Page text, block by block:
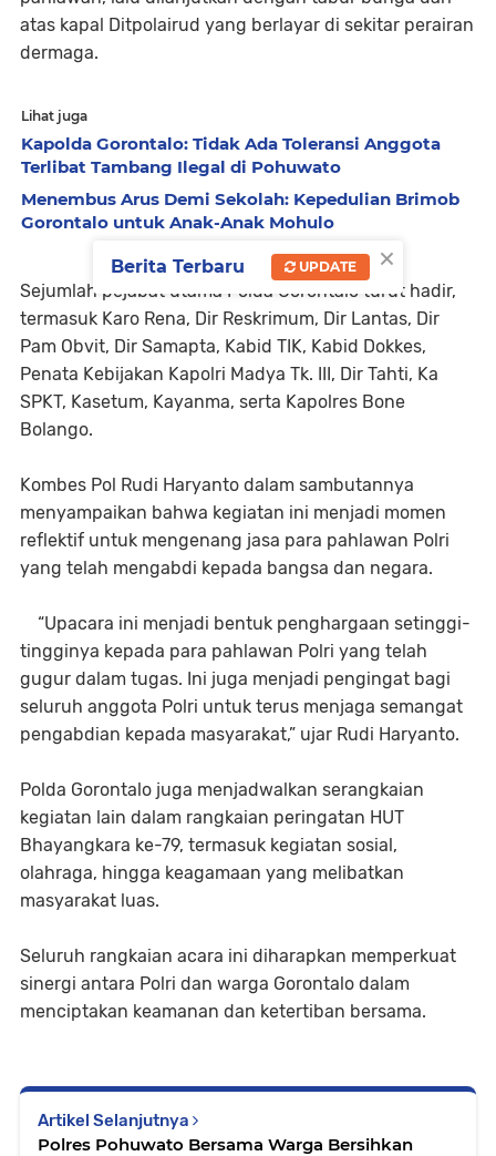
atas kapal Ditpolairud yang berlayar di sekitar perairan
dermaga.
Lihat juga
Kapolda Gorontalo: Tidak Ada Toleransi Anggota
Terlibat Tambang Ilegal di Pohuwato
Menembus Arus Demi Sekolah: Kepedulian Brimob
Gorontalo untuk Anak-Anak Mohulo
Sejumlah pejabat utama Polda Gorontalo turut hadir,
termasuk Karo Rena, Dir Reskrimum, Dir Lantas, Dir
Pam Obvit, Dir Samapta, Kabid TIK, Kabid Dokkes,
Penata Kebijakan Kapolri Madya Tk. III, Dir Tahti, Ka
SPKT, Kasetum, Kayanma, serta Kapolres Bone
Bolango.
Kombes Pol Rudi Haryanto dalam sambutannya
menyampaikan bahwa kegiatan ini menjadi momen
reflektif untuk mengenang jasa para pahlawan Polri
yang telah mengabdi kepada bangsa dan negara.
“Upacara ini menjadi bentuk penghargaan setinggi-
tingginya kepada para pahlawan Polri yang telah
gugur dalam tugas. Ini juga menjadi pengingat bagi
seluruh anggota Polri untuk terus menjaga semangat
pengabdian kepada masyarakat,” ujar Rudi Haryanto.
Polda Gorontalo juga menjadwalkan serangkaian
kegiatan lain dalam rangkaian peringatan HUT
Bhayangkara ke-79, termasuk kegiatan sosial,
olahraga, hingga keagamaan yang melibatkan
masyarakat luas.
Seluruh rangkaian acara ini diharapkan memperkuat
sinergi antara Polri dan warga Gorontalo dalam
menciptakan keamanan dan ketertiban bersama.
Artikel Selanjutnya
Polres Pohuwato Bersama Warga Bersihkan
×
Berita Terbaru UPDATE